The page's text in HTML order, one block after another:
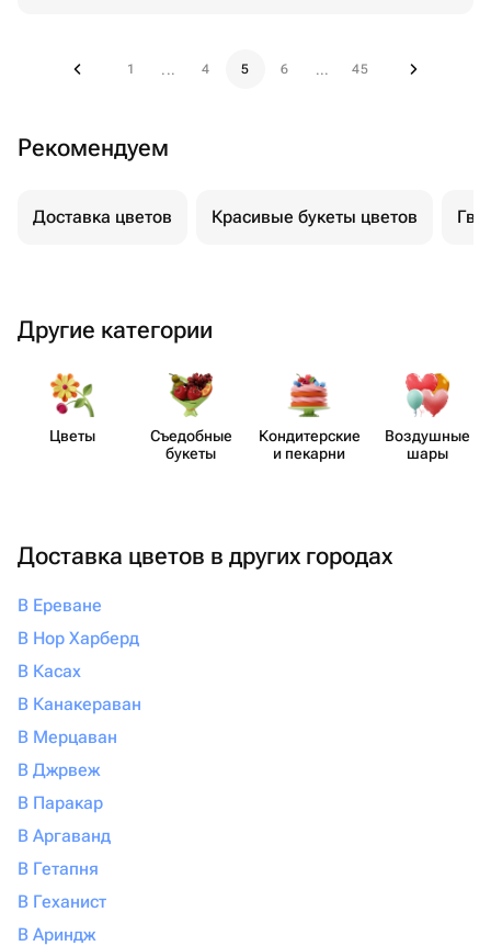
1 ... 4 5 6 ... 45
Рекомендуем
Доставка цветов Красивые букеты цветов
Другие категории
Цветы
Съедобные
букеты
Кондит​ерские
и пекарни
Воздушные
шары
Доставка цветов в других городах
В Ереване
В Нор Харберд
В Касах
В Канакераван
В Мерцаван
В Джрвеж
В Паракар
В Аргаванд
В Гетапня
В Геханист
В Ариндж